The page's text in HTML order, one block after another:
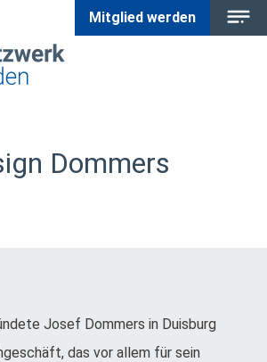
Mitglied werden
Dommers
Josef Dommers in Duisburg
das vor allem für sein